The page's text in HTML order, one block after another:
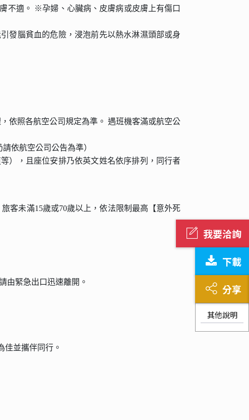
我要洽詢
下載
分享
其他說明
不適。 ※孕婦、心臟病、皮膚病或皮膚上有傷口
發腦貧血的危險，浸泡前先以熱水淋濕頭部或身
依照各航空公司規定為準。 遇班機客滿或航空公
依航空公司公告為準）
），且座位安排乃依英文姓名依序排列，同行者
客未滿15歲或70歲以上，依法限制最高【意外死
由緊急出口迅速離開。
佳並攜伴同行。